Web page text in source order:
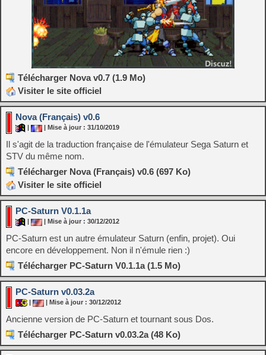
Télécharger Nova v0.7 (1.9 Mo)
Visiter le site officiel
Nova (Français) v0.6
| Mise à jour : 31/10/2019
Il s'agit de la traduction française de l'émulateur Sega Saturn et
STV du même nom.
Télécharger Nova (Français) v0.6 (697 Ko)
Visiter le site officiel
PC-Saturn V0.1.1a
| Mise à jour : 30/12/2012
PC-Saturn est un autre émulateur Saturn (enfin, projet). Oui
encore en développement. Non il n'émule rien :)
Télécharger PC-Saturn V0.1.1a (1.5 Mo)
PC-Saturn v0.03.2a
| Mise à jour : 30/12/2012
Ancienne version de PC-Saturn et tournant sous Dos.
Télécharger PC-Saturn v0.03.2a (48 Ko)